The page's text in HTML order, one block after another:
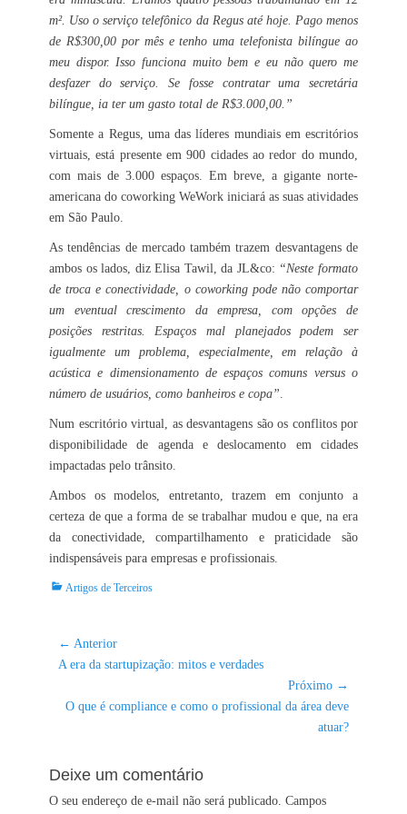
m². Uso o serviço telefônico da Regus até hoje. Pago menos
de R$300,00 por mês e tenho uma telefonista bilíngue ao
meu dispor. Isso funciona muito bem e eu não quero me
desfazer do serviço. Se fosse contratar uma secretária
bilíngue, ia ter um gasto total de R$3.000,00.”
Somente a Regus, uma das líderes mundiais em escritórios
virtuais, está presente em 900 cidades ao redor do mundo,
com mais de 3.000 espaços. Em breve, a gigante norte-
americana do coworking WeWork iniciará as suas atividades
em São Paulo.
As tendências de mercado também trazem desvantagens de
ambos os lados, diz Elisa Tawil, da JL&co: “Neste formato
de troca e conectividade, o coworking pode não comportar
um eventual crescimento da empresa, com opções de
posições restritas. Espaços mal planejados podem ser
igualmente um problema, especialmente, em relação à
acústica e dimensionamento de espaços comuns versus o
número de usuários, como banheiros e copa”.
Num escritório virtual, as desvantagens são os conflitos por
disponibilidade de agenda e deslocamento em cidades
impactadas pelo trânsito.
Ambos os modelos, entretanto, trazem em conjunto a
certeza de que a forma de se trabalhar mudou e que, na era
da conectividade, compartilhamento e praticidade são
indispensáveis para empresas e profissionais.
Categorias:
Artigos de Terceiros
Navegação
de
← Anterior
Post
A era da startupização: mitos e verdades
Próximo →
Próximo
O que é compliance e como o profissional da área deve
atuar?
Deixe um comentário
O seu endereço de e-mail não será publicado. Campos